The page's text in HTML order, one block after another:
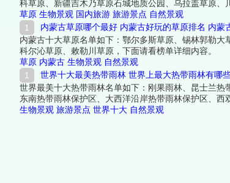
科草原、新疆吉木乃草原石城地质公园、乌拉盖草原、
草原 生物景观 国内旅游 旅游景点 自然景观
内蒙古草原哪个最好 内蒙古好玩的草原排名 内蒙
内蒙古十大草原名单如下：鄂尔多斯草原、锡林郭勒
科尔沁草原、敕勒川草原，下面请看榜单详细内容。
草原 内蒙古 生物景观 自然景观
世界十大最美热带雨林 世界上最大热带雨林有哪
世界最美十大热带雨林名单如下：刚果雨林、昆士兰
东南热带雨林保护区、大西洋沿岸热带雨林保护区、西
生物景观 旅游景点 世界十大 自然景观